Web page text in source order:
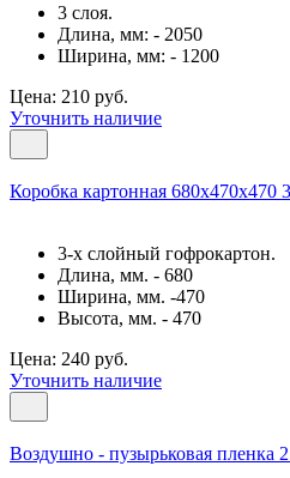
3 слоя.
Длина, мм: - 2050
Ширина, мм: - 1200
Цена: 210 руб.
Уточнить наличие
Коробка картонная 680х470х470
3-х слойный гофрокартон.
Длина, мм. - 680
Ширина, мм. -470
Высота, мм. - 470
Цена: 240 руб.
Уточнить наличие
Воздушно - пузырьковая пленка